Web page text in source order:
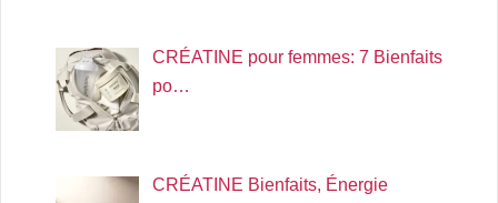
CRÉATINE pour femmes: 7 Bienfaits
po…
CRÉATINE Bienfaits, Énergie